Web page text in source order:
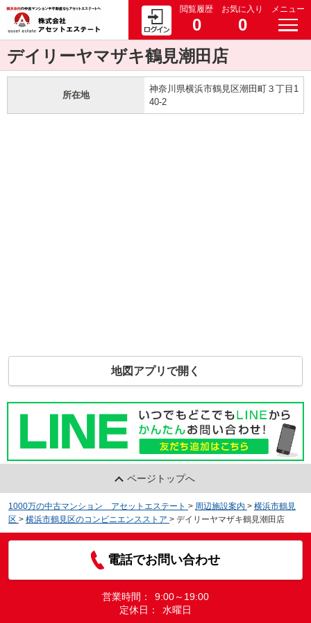
閲覧履歴
0
お気に入り
0
メニュー
デイリーヤマザキ鶴見潮田店
所在地
神奈川県横浜市鶴見区潮田町３丁目1
40-2
地図アプリで開く
ページトップへ
1000万の中古マンション アセットエステート > 周辺施設案内 > 横浜市鶴見
区 > 横浜市鶴見区のコンビニエンスストア > デイリーヤマザキ鶴見潮田店
電話でお問い合わせ
営業時間：
9:00～19:00
定休日：
水曜日